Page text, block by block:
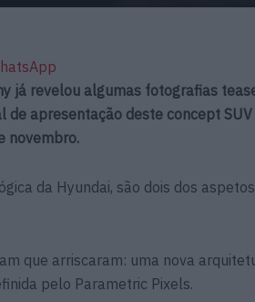
já revelou algumas fotografias
de apresentação deste concept
novembro.
da Hyundai, são dois dos
que arriscaram: uma nova
pelo Parametric Pixels.